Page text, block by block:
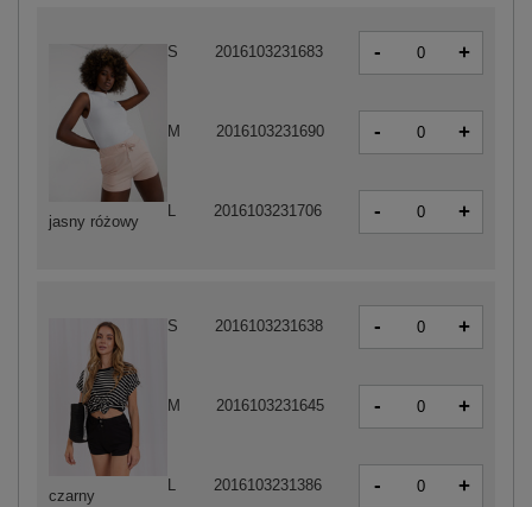
czarny
S 2016103231638 - +
M 2016103231645 - +
L 2016103231386 - +
jasny różowy
S 2016103231683 - +
M 2016103231690 - +
L 2016103231706 - +